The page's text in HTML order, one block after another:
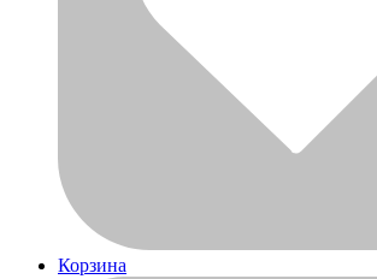
Корзина